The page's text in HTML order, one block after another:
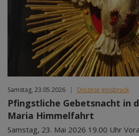
Samstag, 23.05.2026 | Diözese Innsbruck
Pfingstliche Gebetsnacht in
Maria Himmelfahrt
Samstag, 23. Mai 2026 19.00 Uhr